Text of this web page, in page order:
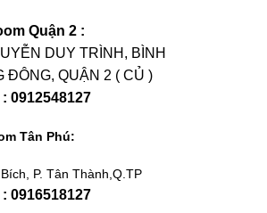
Quận 2 :
DUY TRÌNH, BÌNH
ĐÔNG, QUẬN 2 ( CỦ )
0912548127
Tân Phú:
P. Tân Thành,Q.TP
0916518127